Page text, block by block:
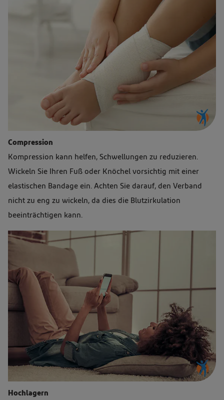
Compression
Kompression kann helfen, Schwellungen zu reduzieren.
Wickeln Sie Ihren Fuß oder Knöchel vorsichtig mit einer
elastischen Bandage ein. Achten Sie darauf, den Verband
nicht zu eng zu wickeln, da dies die Blutzirkulation
beeinträchtigen kann.
Eine
Hochlagern